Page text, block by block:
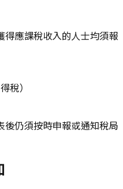
應課稅收入的人士均須報
稅）
後仍須按時申報或通知稅局